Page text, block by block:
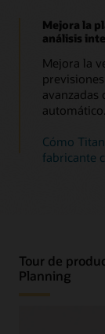
Mejora la
análisis
Mejora la
avanzadas
automático.
Cómo
fabricante
Tour de
Planning